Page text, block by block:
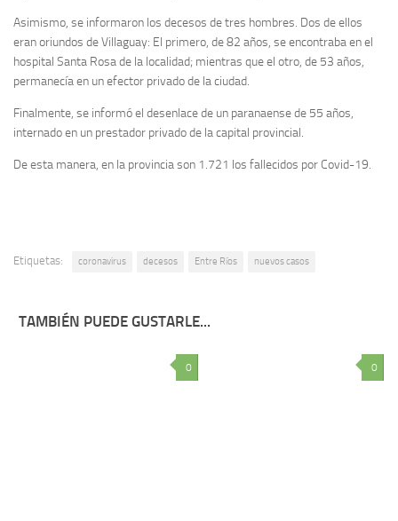
Asimismo, se informaron los decesos de tres hombres. Dos de ellos
eran oriundos de Villaguay: El primero, de 82 años, se encontraba en el
hospital Santa Rosa de la localidad; mientras que el otro, de 53 años,
permanecía en un efector privado de la ciudad.
Finalmente, se informó el desenlace de un paranaense de 55 años,
internado en un prestador privado de la capital provincial.
De esta manera, en la provincia son 1.721 los fallecidos por Covid-19.
Etiquetas: coronavirus decesos Entre Ríos nuevos casos
TAMBIÉN PUEDE GUSTARLE...
0 0